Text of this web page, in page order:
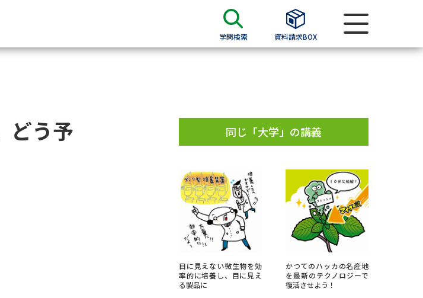
学問検索 資料請求BOX
大学・短大の資料種類から請求
学部・学科パンフ
大学入学共通テスト利用選抜の募集要項＆願書
過去問題集
留学・進学関連、塾・予備校
大学入学共通テスト「受験上の配慮案内」の請求
高等学校卒業程度認定試験
どう予
同じ「大学」の講義
目に見えない微生物を効
率的に培養し、目に見え
る製品に
かつてのハッカの名産地
を最新のテクノロジーで
復活させよう！